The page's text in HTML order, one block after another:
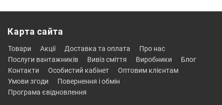
Карта сайта
товари акції доставка та оплата
про нас
послуги вантажників
вивіз сміття виробники
блог
контакти
особистий кабінет
оптовим клієнтам
умови згоди
повернення і обмін
програма євідновлення